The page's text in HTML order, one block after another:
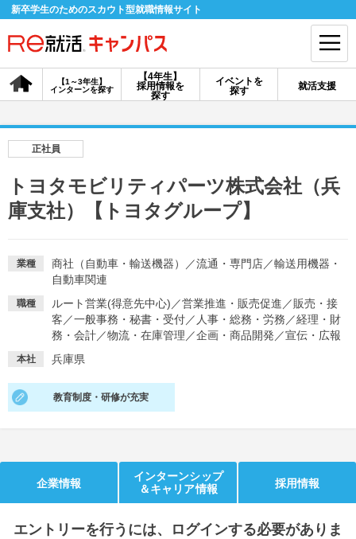
新卒学生のためのスカウト型就職情報サイト
【4年生】
採用情報を
探す
【1～3年生】
インターンを探す
イベントを
探す
就活支援
会員登録 ログイン
就活ノウハウ・サポート
就活支援
就活ニュースペーパー
就活時事ニュースを更新
よくある質問
不明点があればこちら
正社員
トヨタモビリティパーツ株式会社（兵
庫支社）【トヨタグループ】
業種 商社（自動車・輸送機器） ／流通・専門店／輸送用機器・
自動車関連
職種 ルート営業(得意先中心) ／営業推進・販売促進 ／販売・接
客 ／一般事務・秘書・受付／ 人事・総務・労務 ／経理・財
務・会計／物流・在庫管理 ／企画・商品開発 ／宣伝・広報
本社 兵庫県
教育制度・研修が充実
企業情報
インターンシップ
＆キャリア情報
採用情報
エントリーを行うには、ログインする必要がありま